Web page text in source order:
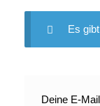
Es
Deine E-